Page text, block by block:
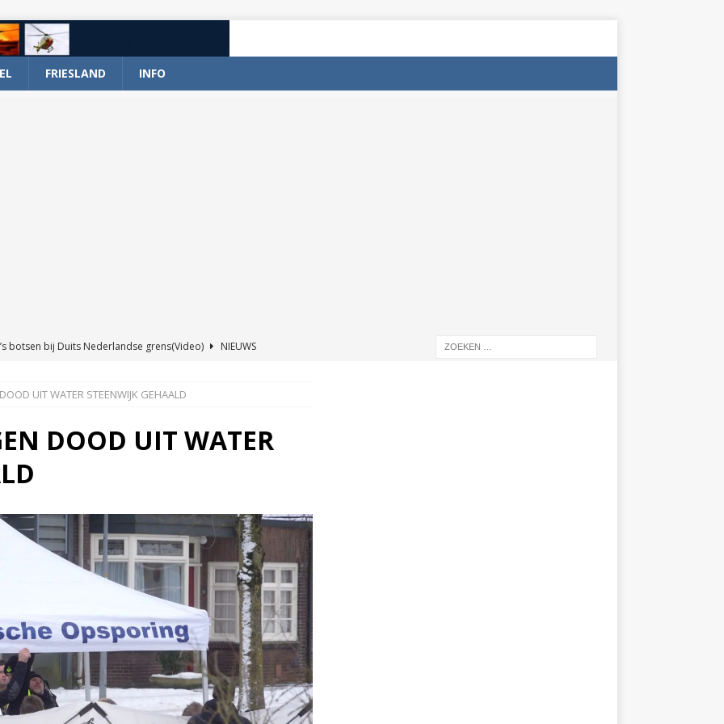
FRIESLAND INFO
botsen bij Duits Nederlandse grens(Video)
NIEUWS
en wagen met stro in de brand in Oosterhesselen(Video)
aangevaren op Schildmeer Steendam(Video)
UIT WATER STEENWIJK GEHAALD
DOOD UIT WATER